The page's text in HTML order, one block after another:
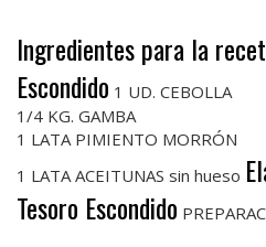
Ingredientes para la
Escondido 1 UD. CEBOLLA
1/4 KG. GAMBA
1 LATA PIMIENTO MORRÓN
1 LATA ACEITUNAS sin hueso
Tesoro Escondido